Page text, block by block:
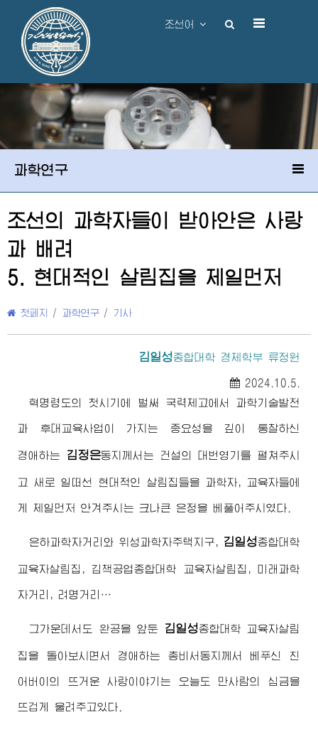
조선어
과학연구
조선의 과학자들이 받아안은 사랑
과 배려
5. 현대적인 살림집을 제일먼저
첫페지 / 과학연구 / 기사
김일성종합대학 경제학부 류정원
2024.10.5.
혁명령도의 첫시기에 벌써 국력제고에서 과학기술발전
과 후대교육사업이 가지는 중요성을 깊이 통찰하신
경애하는 김정은동지께서 는 건설의 대번영기를 펼쳐주시
고 새로 일떠선 현대적인 살림집들을 과학자, 교육자들에
게 제일먼저 안겨주시는 크나큰 은정을 베풀어주시였다.
은하과학자거리와 위성과학자주택지구, 김일성종합대학
교육자살림집, 김책공업종합대학 교육자살림집, 미래과학
자거리, 려명거리…
그가운데서도 완공을 앞둔 김일성종합대학 교육자살림
집을 돌아보시면서 경애하는 총비서동지께서 베푸신 친
어버이 의 뜨거운 사랑이야기는 오늘도 만사람의 심금을
뜨겁게 울려주고있다.